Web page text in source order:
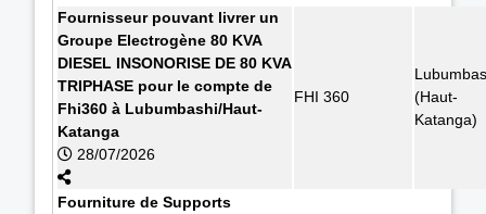
Fournisseur pouvant livrer un
Groupe Electrogène 80 KVA
DIESEL INSONORISE DE 80 KVA
TRIPHASE pour le compte de
Fhi360 à Lubumbashi/Haut-
Katanga
28/07/2026
FHI 360
(Haut-
Katanga)
Fourniture de Supports